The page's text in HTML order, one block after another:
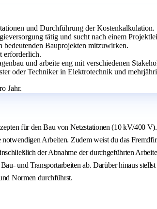
und Durchführung der Kostenkalkulation.
tätig und sucht nach einem
Bauprojekten mitzuwirken.
erforderlich.
und arbeite eng mit verschiedenen
oder Techniker in Elektrotechnik und
Jahr.
für den Bau von Netzstationen (10 kV/400
Arbeiten. Zudem weist du das
der Abnahme der durchgeführten
und Transportarbeiten ab. Darüber hinaus
Normen durchführst.